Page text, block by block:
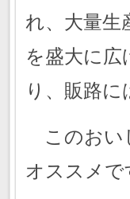
れ、大量生
を盛大に
り、販路に
このおい
オススメで